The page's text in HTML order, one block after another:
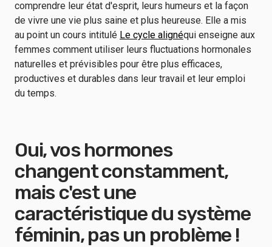
comprendre leur état d'esprit, leurs humeurs et la façon
de vivre une vie plus saine et plus heureuse. Elle a mis
au point un cours intitulé Le cycle alignéqui enseigne aux
femmes comment utiliser leurs fluctuations hormonales
naturelles et prévisibles pour être plus efficaces,
productives et durables dans leur travail et leur emploi
du temps.
Oui, vos hormones
changent constamment,
mais c'est une
caractéristique du système
féminin, pas un problème !